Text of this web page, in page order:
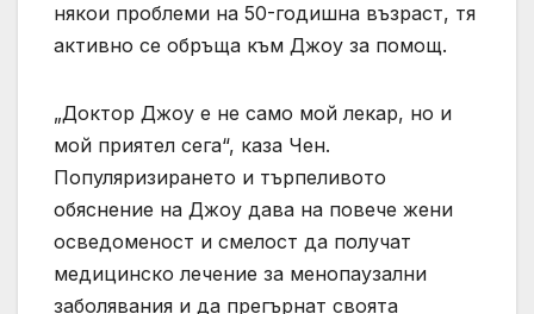
някои проблеми на 50-годишна възраст, тя
активно се обръща към Джоу за помощ.
„Доктор Джоу е не само мой лекар, но и
мой приятел сега“, каза Чен.
Популяризирането и търпеливото
обяснение на Джоу дава на повече жени
осведоменост и смелост да получат
медицинско лечение за менопаузални
заболявания и да прегърнат своята